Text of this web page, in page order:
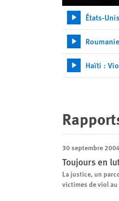
États-
Haïti :
30 septembre
Toujours en
La justice, un
victimes de viol au